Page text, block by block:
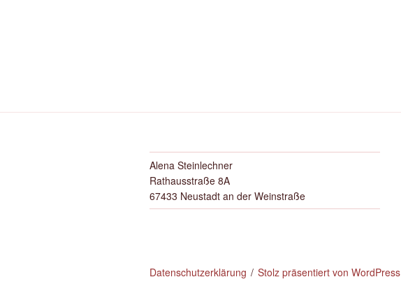
Alena Steinlechner
Rathausstraße 8A
67433 Neustadt an der Weinstraße
Datenschutzerklärung Stolz präsentiert von WordPress